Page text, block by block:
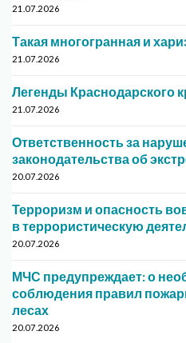
21.07.2026
Такая многогранная и
21.07.2026
Легенды Краснодарского
21.07.2026
Ответственность за
законодательства об
20.07.2026
Терроризм и опасность
в террористическую
20.07.2026
МЧС предупреждает: о
соблюдения правил
лесах
20.07.2026